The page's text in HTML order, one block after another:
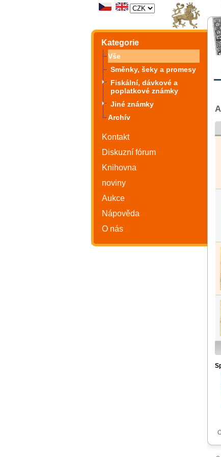
Kategorie
Vše
Směnky, šeky a promesy
Fiskální, dávkové a
poplatkové známky
Jiné známky
Archív
Kontakt
Diskuzní fórum
Knihovna
noviny
Aukce
Nápověda
O nás